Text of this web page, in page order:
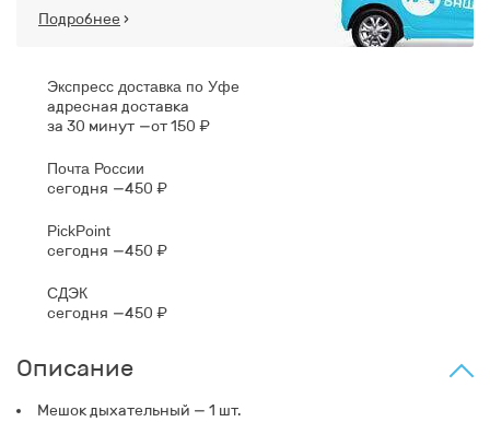
Подробнее ›
Экспресс доставка по Уфе
адресная доставка
за 30 минут
от 150 ₽
Почта России
сегодня 450 ₽
PickPoint
сегодня 450 ₽
СДЭК
сегодня 450 ₽
Описание
Мешок дыхательный — 1 шт.